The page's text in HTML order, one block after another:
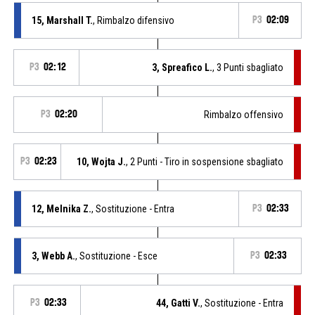
15, Marshall T., Rimbalzo difensivo P3 02:09
P3 02:12 3, Spreafico L., 3 Punti sbagliato
P3 02:20 Rimbalzo offensivo
P3 02:23 10, Wojta J., 2 Punti - Tiro in sospensione sbagliato
12, Melnika Z., Sostituzione - Entra P3 02:33
3, Webb A., Sostituzione - Esce P3 02:33
P3 02:33 44, Gatti V., Sostituzione - Entra